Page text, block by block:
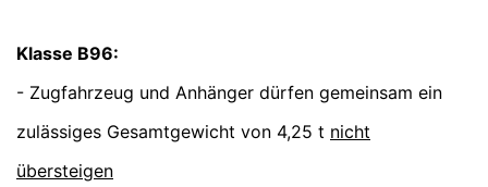
Klasse B96:
- Zugfahrzeug und Anhänger dürfen gemeinsam ein
zulässiges Gesamtgewicht von 4,25 t nicht
übersteigen